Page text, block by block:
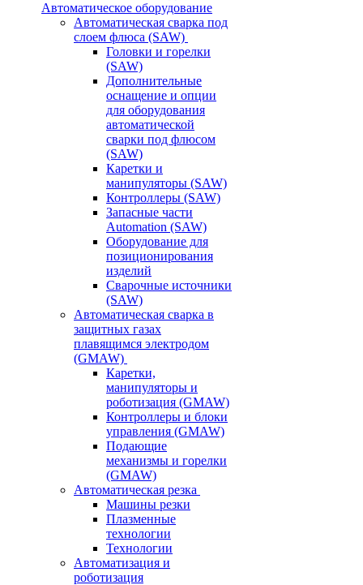
Автоматическое оборудование
Автоматическая сварка под
слоем флюса (SAW)
Головки и горелки
(SAW)
Дополнительные
оснащение и опции
для оборудования
автоматической
сварки под флюсом
(SAW)
Каретки и
манипуляторы (SAW)
Контроллеры (SAW)
Запасные части
Automation (SAW)
Оборудование для
позиционирования
изделий
Сварочные источники
(SAW)
Автоматическая сварка в
защитных газах
плавящимся электродом
(GMAW)
Каретки,
манипуляторы и
роботизация (GMAW)
Контроллеры и блоки
управления (GMAW)
Подающие
механизмы и горелки
(GMAW)
Автоматическая резка
Машины резки
Плазменные
технологии
Технологии
Автоматизация и
роботизация